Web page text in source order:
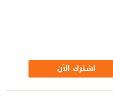
اشترك الآن